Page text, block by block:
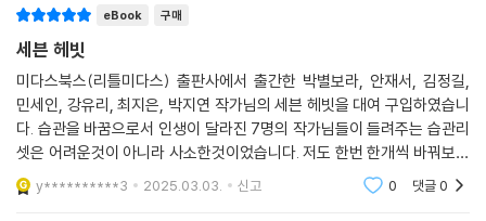
HABIT 7. 글쓰기는 좋은 습관으로 이어진다
- 글쓰기를 시작했다면 지금, 이 순간이 가장 좋은 시작이다. 꾸준히 훈련
하면 글쓰기가 습관이 되어 능숙해질 것이며, 여러분의 생각과 감정을 표
현하는 강력한 수단으로 자리 잡을 것이다.
eBook 구매
세븐 헤빗
미다스북스(리틀미다스) 출판사에서 출간한 박별보라, 안재서, 김정길,
민세인, 강유리, 최지은, 박지연 작가님의 세븐 헤빗을 대여 구입하였습니
다. 습관을 바꿈으로서 인생이 달라진 7명의 작가님들이 들려주는 습관리
셋은 어려운것이 아니라 사소한것이었습니다. 저도 한번 한개씩 바꿔보려
고 합니다.
y**********3 2025.03.03. 신고 0 댓글0